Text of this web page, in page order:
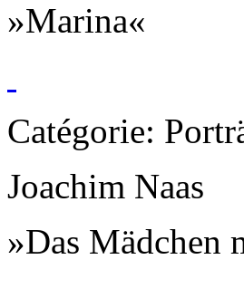
»Marina«
Catégorie:
Joachim Naas
»Das Mädchen